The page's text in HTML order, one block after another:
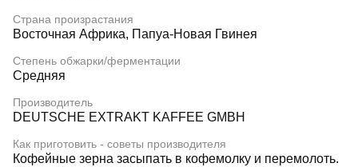
Страна произрастания
Восточная Африка, Папуа-Новая Гвинея
Степень обжарки/ферментации
Средняя
Производитель
DEUTSCHE EXTRAKT KAFFEE GMBH
Как приготовить - советы производителя
Кофейные зерна засыпать в кофемолку и перемолоть.